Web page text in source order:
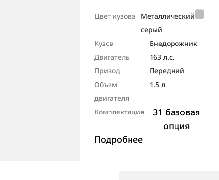
Цвет кузова
Металлический
серый
Кузов
Внедорож­ник
Двигатель
163 л.с.
Привод
Передний
Объем
двигателя
1.5 л
Комплектация
31 базовая
опция
Подробнее